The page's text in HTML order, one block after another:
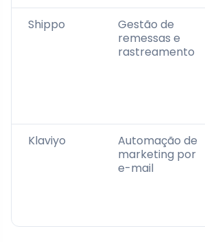
Shippo
Gestão de
remessas e
rastreamento
Klaviyo
Automação de
marketing por
e-mail